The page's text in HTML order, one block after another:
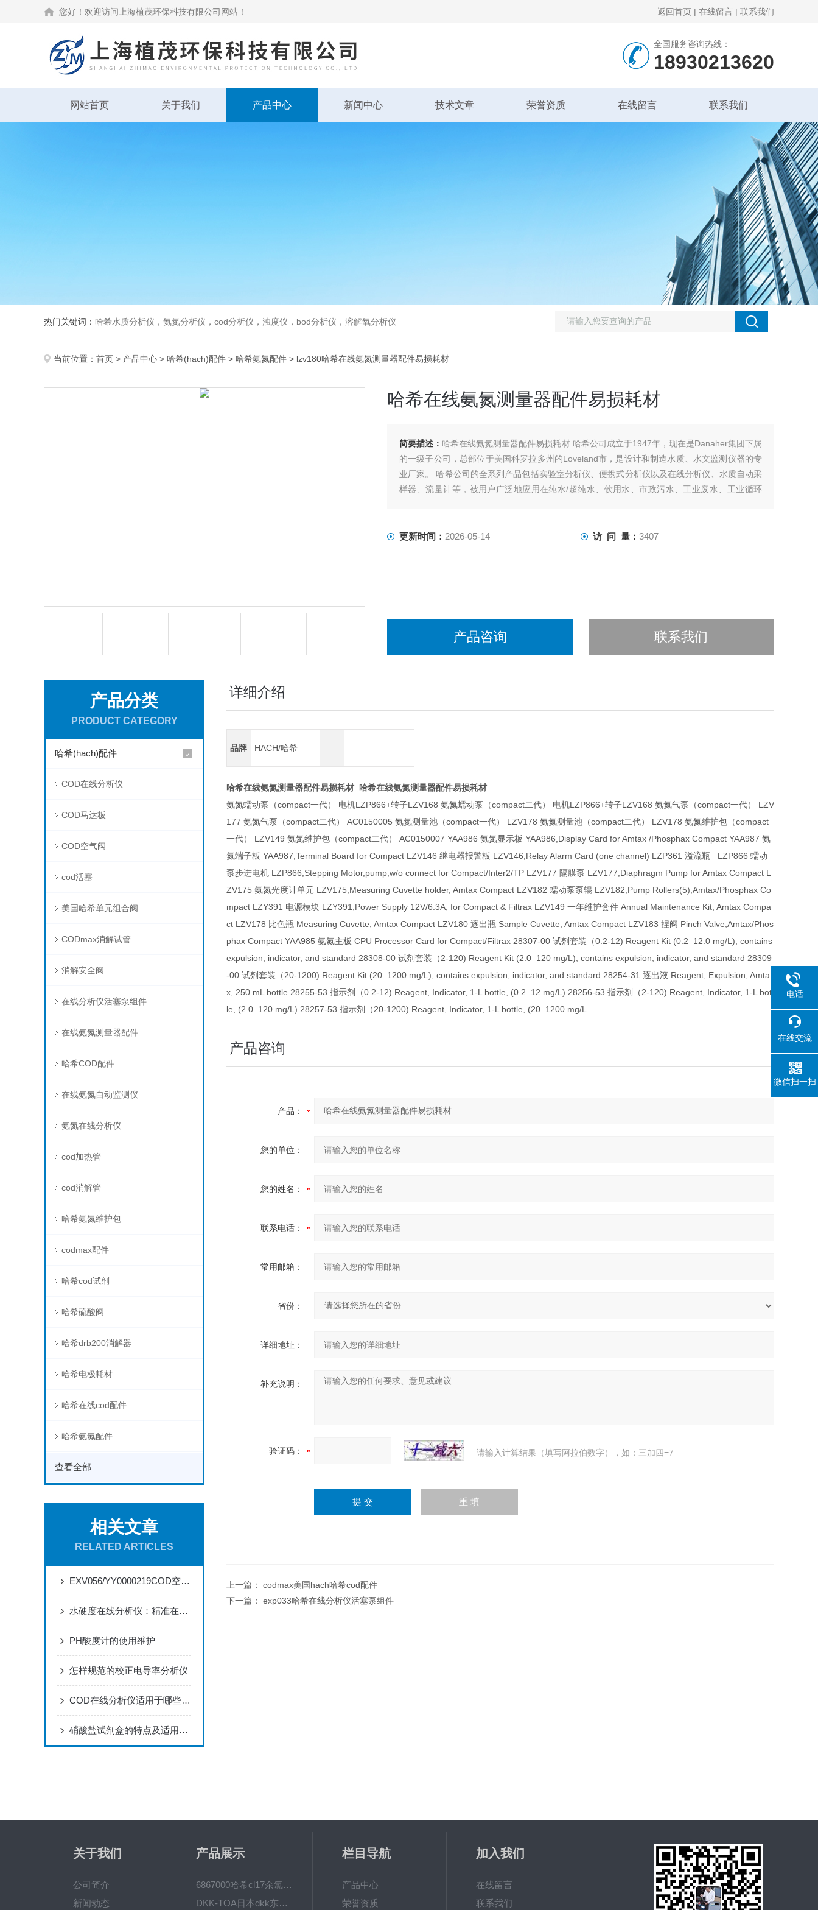
您好！欢迎访问上海植茂环保科技有限公司网站！ 返回首页 | 在线留言 | 联系我们
全国服务咨询热线：
18930213620
网站首页 关于我们 产品中心 新闻中心 技术文章 荣誉资质 在线留言 联系我们
热门关键词： 哈希水质分析仪，氨氮分析仪，cod分析仪，浊度仪，bod分析仪，溶解氧分析仪
当前位置： 首页 > 产品中心 > 哈希(hach)配件 > 哈希氨氮配件 > lzv180哈希在线氨氮测量器配件易损耗材
哈希在线氨氮测量器配件易损耗材
简要描述： 哈希在线氨氮测量器配件易损耗材 哈希公司成立于1947年，现在是Danaher集团下属
的一级子公司，总部位于美国科罗拉多州的Loveland市，是设计和制造水质、水文监测仪器的专
业厂家。 哈希公司的全系列产品包括实验室分析仪、便携式分析仪以及在线分析仪、水质自动采
样器、流量计等，被用户广泛地应用在纯水/超纯水、饮用水、市政污水、工业废水、工业循环
更新时间： 2026-05-14 访 问 量： 3407
产品咨询 联系我们
产品分类
PRODUCT CATEGORY
哈希(hach)配件
COD在线分析仪
COD马达板
COD空气阀
cod活塞
美国哈希单元组合阀
CODmax消解试管
消解安全阀
在线分析仪活塞泵组件
在线氨氮测量器配件
哈希COD配件
在线氨氮自动监测仪
氨氮在线分析仪
cod加热管
cod消解管
哈希氨氮维护包
codmax配件
哈希cod试剂
哈希硫酸阀
哈希drb200消解器
哈希电极耗材
哈希在线cod配件
哈希氨氮配件
查看全部
相关文章
RELATED ARTICLES
EXV056/YY0000219COD空气阀的特点和应用
水硬度在线分析仪：精准在线检测，适配工业水质监测
PH酸度计的使用维护
怎样规范的校正电导率分析仪
COD在线分析仪适用于哪些应用场景？
硝酸盐试剂盒的特点及适用范围
详细介绍
品牌 HACH/哈希
哈希在线氨氮测量器配件易损耗材 哈希在线氨氮测量器配件易损耗材
氨氮蠕动泵（compact一代） 电机LZP866+转子LZV168 氨氮蠕动泵（compact二代） 电机LZP866+转子LZV168 氨氮气泵（compact一代） LZV
177 氨氮气泵（compact二代） AC0150005 氨氮测量池（compact一代） LZV178 氨氮测量池（compact二代） LZV178 氨氮维护包（compact
一代） LZV149 氨氮维护包（compact二代） AC0150007 YAA986 氨氮显示板 YAA986,Display Card for Amtax /Phosphax Compact YAA987 氨
氮端子板 YAA987,Terminal Board for Compact LZV146 继电器报警板 LZV146,Relay Alarm Card (one channel) LZP361 溢流瓶 LZP866 蠕动
泵步进电机 LZP866,Stepping Motor,pump,w/o connect for Compact/Inter2/TP LZV177 隔膜泵 LZV177,Diaphragm Pump for Amtax Compact L
ZV175 氨氮光度计单元 LZV175,Measuring Cuvette holder, Amtax Compact LZV182 蠕动泵泵辊 LZV182,Pump Rollers(5),Amtax/Phosphax Co
mpact LZY391 电源模块 LZY391,Power Supply 12V/6.3A, for Compact & Filtrax LZV149 一年维护套件 Annual Maintenance Kit, Amtax Compa
ct LZV178 比色瓶 Measuring Cuvette, Amtax Compact LZV180 逐出瓶 Sample Cuvette, Amtax Compact LZV183 捏阀 Pinch Valve,Amtax/Phos
phax Compact YAA985 氨氮主板 CPU Processor Card for Compact/Filtrax 28307-00 试剂套装（0.2-12) Reagent Kit (0.2–12.0 mg/L), contains
expulsion, indicator, and standard 28308-00 试剂套装（2-120) Reagent Kit (2.0–120 mg/L), contains expulsion, indicator, and standard 28309
-00 试剂套装（20-1200) Reagent Kit (20–1200 mg/L), contains expulsion, indicator, and standard 28254-31 逐出液 Reagent, Expulsion, Amta
x, 250 mL bottle 28255-53 指示剂（0.2-12) Reagent, Indicator, 1-L bottle, (0.2–12 mg/L) 28256-53 指示剂（2-120) Reagent, Indicator, 1-L bott
le, (2.0–120 mg/L) 28257-53 指示剂（20-1200) Reagent, Indicator, 1-L bottle, (20–1200 mg/L
产品咨询
产品：
您的单位：
您的姓名：
联系电话：
常用邮箱：
省份：
详细地址：
补充说明：
验证码： 请输入计算结果（填写阿拉伯数字），如：三加四=7
上一篇： codmax美国hach哈希cod配件
下一篇： exp033哈希在线分析仪活塞泵组件
关于我们
公司简介
新闻动态
产品展示
6867000哈希cl17余氯分析仪色度计模块、哈希cl17比色池现货
DKK-TOA日本dkk东亚电波水质仪器电极耗材
栏目导航
产品中心
荣誉资质
加入我们
在线留言
联系我们
电话
在线交流
微信扫一扫